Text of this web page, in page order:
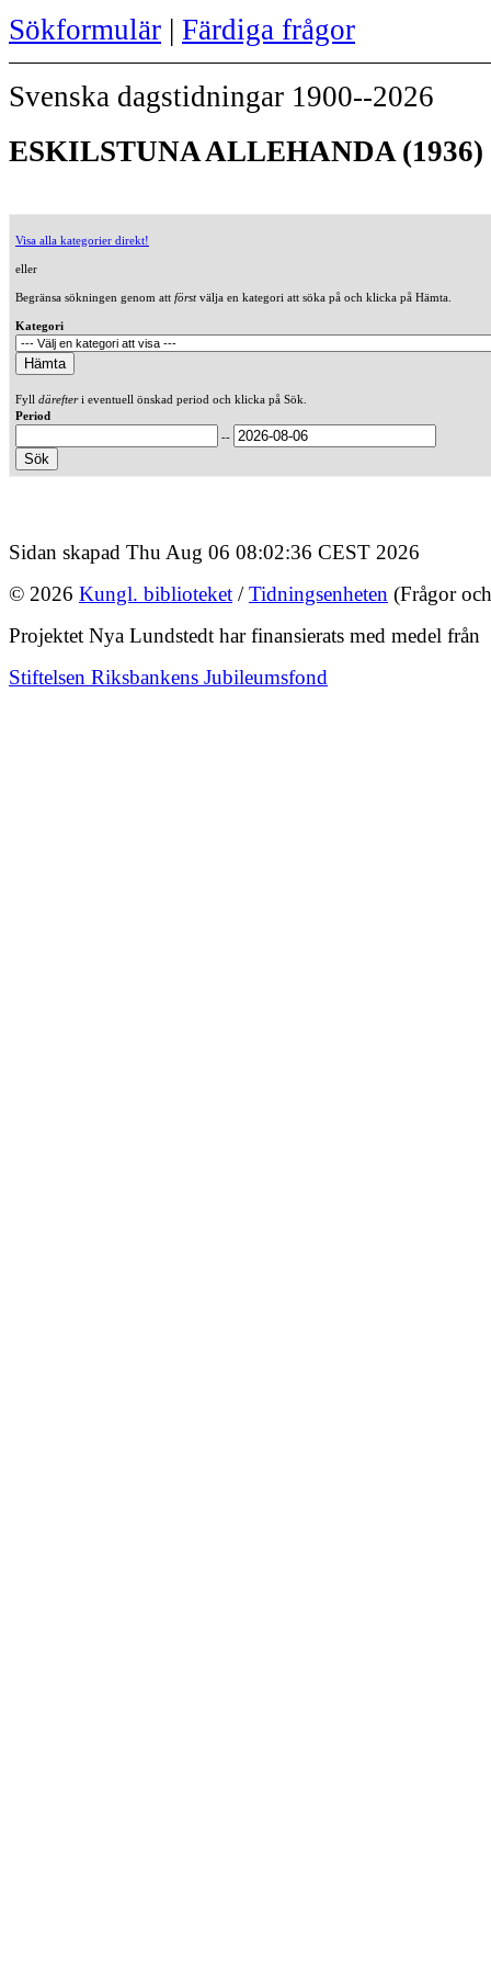
Sökformulär | Färdiga frågor
Svenska dagstidningar 1900--2026
ESKILSTUNA ALLEHANDA (1936)
Visa alla kategorier direkt!
eller
Begränsa sökningen genom att förstvälja en kategori att söka på och klicka på Hämta.
Kategori
Fyll därefteri eventuell önskad period och klicka på Sök.
Period
--
Sidan skapad Thu Aug 06 08:02:36 CEST 2026
© 2026 Kungl. biblioteket /Tidningsenheten (Frågor
Projektet Nya Lundstedt har finansierats med medel från
Stiftelsen Riksbankens Jubileumsfond